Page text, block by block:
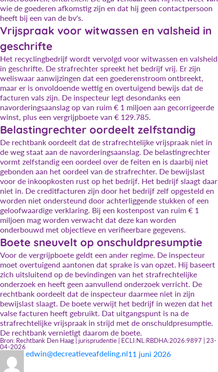
wie de goederen afkomstig zijn en dat hij geen contactpersoon
heeft bij een van de bv's.
Vrijspraak voor witwassen en valsheid in
geschrifte
Het recyclingbedrijf wordt vervolgd voor witwassen en valsheid
in geschrifte. De strafrechter spreekt het bedrijf vrij. Er zijn
weliswaar aanwijzingen dat een goederenstroom ontbreekt,
maar er is onvoldoende wettig en overtuigend bewijs dat de
facturen vals zijn. De inspecteur legt desondanks een
navorderingsaanslag op van ruim € 1 miljoen aan gecorrigeerde
winst, plus een vergrijpboete van € 129.785.
Belastingrechter oordeelt zelfstandig
De rechtbank oordeelt dat de strafrechtelijke vrijspraak niet in
de weg staat aan de navorderingsaanslag. De belastingrechter
vormt zelfstandig een oordeel over de feiten en is daarbij niet
gebonden aan het oordeel van de strafrechter. De bewijslast
voor de inkoopkosten rust op het bedrijf. Het bedrijf slaagt daar
niet in. De creditfacturen zijn door het bedrijf zelf opgesteld en
worden niet ondersteund door achterliggende stukken of een
geloofwaardige verklaring. Bij een kostenpost van ruim € 1
miljoen mag worden verwacht dat deze kan worden
onderbouwd met objectieve en verifieerbare gegevens.
Boete sneuvelt op onschuldpresumptie
Voor de vergrijpboete geldt een ander regime. De inspecteur
moet overtuigend aantonen dat sprake is van opzet. Hij baseert
zich uitsluitend op de bevindingen van het strafrechtelijke
onderzoek en heeft geen aanvullend onderzoek verricht. De
rechtbank oordeelt dat de inspecteur daarmee niet in zijn
bewijslast slaagt. De boete verwijt het bedrijf in wezen dat het
valse facturen heeft gebruikt. Dat uitgangspunt is na de
strafrechtelijke vrijspraak in strijd met de onschuldpresumptie.
De rechtbank vernietigt daarom de boete.
Bron: Rechtbank Den Haag | jurisprudentie | ECLI:NL:RBDHA:2026:9897 | 23-
04-2026
Auteur
edwin@decreatieveafdeling.nlGeplaatst
11 juni 2026Categorieën